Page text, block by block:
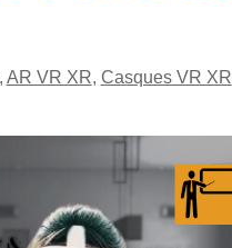
AR VR XR, Casques VR XR